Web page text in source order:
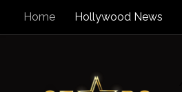
Zum Inhalt springen
Home Hollywood News